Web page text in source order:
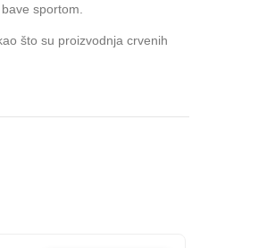
sportom.
što su proizvodnja crvenih